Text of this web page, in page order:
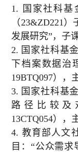
1. 国家社科基
（23&ZD221 ）
发展研究”，子
2. 国家社科基
下档案数据治
19BTQ097），
3. 国家社科基
路径比较及
13CTQ054），
4. 教育部人文
目：“公众需